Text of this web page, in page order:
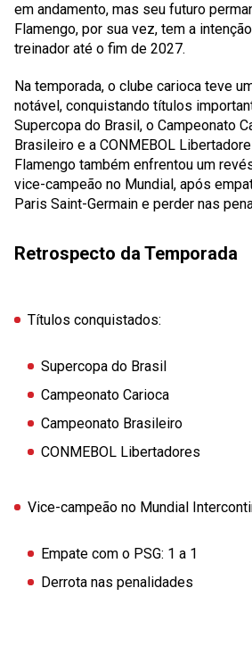
em andamento, mas seu futuro
Flamengo, por sua vez, tem a
treinador até o fim de 2027.
Na temporada, o clube carioca teve
notável, conquistando títulos
Supercopa do Brasil, o Campeonato
Brasileiro e a CONMEBOL
Flamengo também enfrentou um
vice-campeão no Mundial, após
Paris Saint-Germain e perder nas
Retrospecto da Temporada
Títulos conquistados:
Supercopa do Brasil
Campeonato Carioca
Campeonato Brasileiro
CONMEBOL Libertadores
Vice-campeão no Mundial
Empate com o PSG: 1 a 1
Derrota nas penalidades